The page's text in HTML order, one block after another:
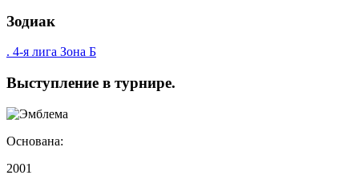
Зодиак
. 4-я лига Зона Б
Выступление в турнире.
Основана:
2001